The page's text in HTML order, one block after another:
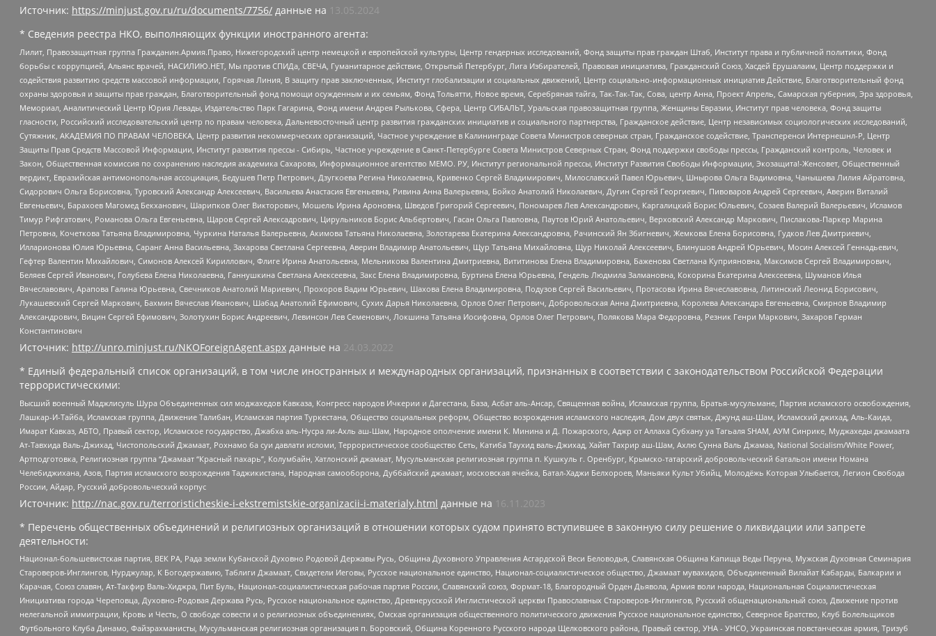
Источник: https://minjust.gov.ru/ru/documents/7756/ данные на
13.05.2024
* Сведения реестра НКО, выполняющих функции иностранного агента:
Лилит, Правозащитная группа Гражданин.Армия.Право, Нижегородский центр немецкой и европейской культуры, Центр гендерных исследований, Фонд защиты прав граждан Штаб, Институт права и публичной политики, Фонд
борьбы с коррупцией, Альянс врачей, НАСИЛИЮ.НЕТ, Мы против СПИДа, СВЕЧА, Гуманитарное действие, Открытый Петербург, Лига Избирателей, Правовая инициатива, Гражданский Союз, Хасдей Ерушалаим, Центр поддержки и
содействия развитию средств массовой информации, Горячая Линия, В защиту прав заключенных, Институт глобализации и социальных движений, Центр социально-информационных инициатив Действие, Благотворительный фонд
охраны здоровья и защиты прав граждан, Благотворительный фонд помощи осужденным и их семьям, Фонд Тольятти, Новое время, Серебряная тайга, Так-Так-Так, Сова, центр Анна, Проект Апрель, Самарская губерния, Эра здоровья,
Мемориал, Аналитический Центр Юрия Левады, Издательство Парк Гагарина, Фонд имени Андрея Рылькова, Сфера, Центр СИБАЛЬТ, Уральская правозащитная группа, Женщины Евразии, Институт прав человека, Фонд защиты
гласности, Российский исследовательский центр по правам человека, Дальневосточный центр развития гражданских инициатив и социального партнерства, Гражданское действие, Центр независимых социологических исследований,
Сутяжник, АКАДЕМИЯ ПО ПРАВАМ ЧЕЛОВЕКА, Центр развития некоммерческих организаций, Частное учреждение в Калининграде Совета Министров северных стран, Гражданское содействие, Трансперенси Интернешнл-Р, Центр
Защиты Прав Средств Массовой Информации, Институт развития прессы - Сибирь, Частное учреждение в Санкт-Петербурге Совета Министров Северных Стран, Фонд поддержки свободы прессы, Гражданский контроль, Человек и
Закон, Общественная комиссия по сохранению наследия академика Сахарова, Информационное агентство МЕМО. РУ, Институт региональной прессы, Институт Развития Свободы Информации, Экозащита!-Женсовет, Общественный
вердикт, Евразийская антимонопольная ассоциация, Бедушев Петр Петрович, Дзугкоева Регина Николаевна, Кривенко Сергей Владимирович, Милославский Павел Юрьевич, Шнырова Ольга Вадимовна, Чанышева Лилия Айратовна,
Сидорович Ольга Борисовна, Туровский Александр Алексеевич, Васильева Анастасия Евгеньевна, Ривина Анна Валерьевна, Бойко Анатолий Николаевич, Дугин Сергей Георгиевич, Пивоваров Андрей Сергеевич, Аверин Виталий
Евгеньевич, Барахоев Магомед Бекханович, Шарипков Олег Викторович, Мошель Ирина Ароновна, Шведов Григорий Сергеевич, Пономарев Лев Александрович, Каргалицкий Борис Юльевич, Созаев Валерий Валерьевич, Исламов
Тимур Рифгатович, Романова Ольга Евгеньевна, Щаров Сергей Алексадрович, Цирульников Борис Альбертович, Гасан Ольга Павловна, Паутов Юрий Анатольевич, Верховский Александр Маркович, Пислакова-Паркер Марина
Петровна, Кочеткова Татьяна Владимировна, Чуркина Наталья Валерьевна, Акимова Татьяна Николаевна, Золотарева Екатерина Александровна, Рачинский Ян Збигневич, Жемкова Елена Борисовна, Гудков Лев Дмитриевич,
Илларионова Юлия Юрьевна, Саранг Анна Васильевна, Захарова Светлана Сергеевна, Аверин Владимир Анатольевич, Щур Татьяна Михайловна, Щур Николай Алексеевич, Блинушов Андрей Юрьевич, Мосин Алексей Геннадьевич,
Гефтер Валентин Михайлович, Симонов Алексей Кириллович, Флиге Ирина Анатольевна, Мельникова Валентина Дмитриевна, Вититинова Елена Владимировна, Баженова Светлана Куприяновна, Максимов Сергей Владимирович,
Беляев Сергей Иванович, Голубева Елена Николаевна, Ганнушкина Светлана Алексеевна, Закс Елена Владимировна, Буртина Елена Юрьевна, Гендель Людмила Залмановна, Кокорина Екатерина Алексеевна, Шуманов Илья
Вячеславович, Арапова Галина Юрьевна, Свечников Анатолий Мариевич, Прохоров Вадим Юрьевич, Шахова Елена Владимировна, Подузов Сергей Васильевич, Протасова Ирина Вячеславовна, Литинский Леонид Борисович,
Лукашевский Сергей Маркович, Бахмин Вячеслав Иванович, Шабад Анатолий Ефимович, Сухих Дарья Николаевна, Орлов Олег Петрович, Добровольская Анна Дмитриевна, Королева Александра Евгеньевна, Смирнов Владимир
Александрович, Вицин Сергей Ефимович, Золотухин Борис Андреевич, Левинсон Лев Семенович, Локшина Татьяна Иосифовна, Орлов Олег Петрович, Полякова Мара Федоровна, Резник Генри Маркович, Захаров Герман
Константинович
Источник: http://unro.minjust.ru/NKOForeignAgent.aspx данные на 24.03.2022
* Единый федеральный список организаций, в том числе иностранных и международных организаций, признанных в соответствии с законодательством Российской Федерации
террористическими:
Высший военный Маджлисуль Шура Объединенных сил моджахедов Кавказа, Конгресс народов Ичкерии и Дагестана, База, Асбат аль-Ансар, Священная война, Исламская группа, Братья-мусульмане, Партия исламского освобождения,
Лашкар-И-Тайба, Исламская группа, Движение Талибан, Исламская партия Туркестана, Общество социальных реформ, Общество возрождения исламского наследия, Дом двух святых, Джунд аш-Шам, Исламский джихад, Аль-Каида,
Имарат Кавказ, АБТО, Правый сектор, Исламское государство, Джабха аль-Нусра ли-Ахль аш-Шам, Народное ополчение имени К. Минина и Д. Пожарского, Аджр от Аллаха Субхану уа Тагьаля SHAM, АУМ Синрике, Муджахеды джамаата
Ат-Тавхида Валь-Джихад, Чистопольский Джамаат, Рохнамо ба суи давлати исломи, Террористическое сообщество Сеть, Катиба Таухид валь-Джихад, Хайят Тахрир аш-Шам, Ахлю Сунна Валь Джамаа, National Socialism/White Power,
Артподготовка, Религиозная группа “Джамаат “Красный пахарь”, Колумбайн, Хатлонский джамаат, Мусульманская религиозная группа п. Кушкуль г. Оренбург, Крымско-татарский добровольческий батальон имени Номана
Челебиджихана, Азов, Партия исламского возрождения Таджикистана, Народная самооборона, Дуббайский джамаат, московская ячейка, Батал-Хаджи Белхороев, Маньяки Культ Убийц, Молодёжь Которая Улыбается, Легион Свобода
России, Айдар, Русский добровольческий корпус
Источник: http://nac.gov.ru/terroristicheskie-i-ekstremistskie-organizacii-i-materialy.html данные на
16.11.2023
* Перечень общественных объединений и религиозных организаций в отношении которых судом принято вступившее в законную силу решение о ликвидации или запрете
деятельности:
Национал-большевистская партия, ВЕК РА, Рада земли Кубанской Духовно Родовой Державы Русь, Община Духовного Управления Асгардской Веси Беловодья, Славянская Община Капища Веды Перуна, Мужская Духовная Семинария
Староверов-Инглингов, Нурджулар, К Богодержавию, Таблиги Джамаат, Свидетели Иеговы, Русское национальное единство, Национал-социалистическое общество, Джамаат мувахидов, Объединенный Вилайат Кабарды, Балкарии и
Карачая, Союз славян, Ат-Такфир Валь-Хиджра, Пит Буль, Национал-социалистическая рабочая партия России, Славянский союз, Формат-18, Благородный Орден Дьявола, Армия воли народа, Национальная Социалистическая
Инициатива города Череповца, Духовно-Родовая Держава Русь, Русское национальное единство, Древнерусской Инглистической церкви Православных Староверов-Инглингов, Русский общенациональный союз, Движение против
нелегальной иммиграции, Кровь и Честь, О свободе совести и о религиозных объединениях, Омская организация общественного политического движения Русское национальное единство, Северное Братство, Клуб Болельщиков
Футбольного Клуба Динамо, Файзрахманисты, Мусульманская религиозная организация п. Боровский, Община Коренного Русского народа Щелковского района, Правый сектор, УНА - УНСО, Украинская повстанческая армия, Тризуб